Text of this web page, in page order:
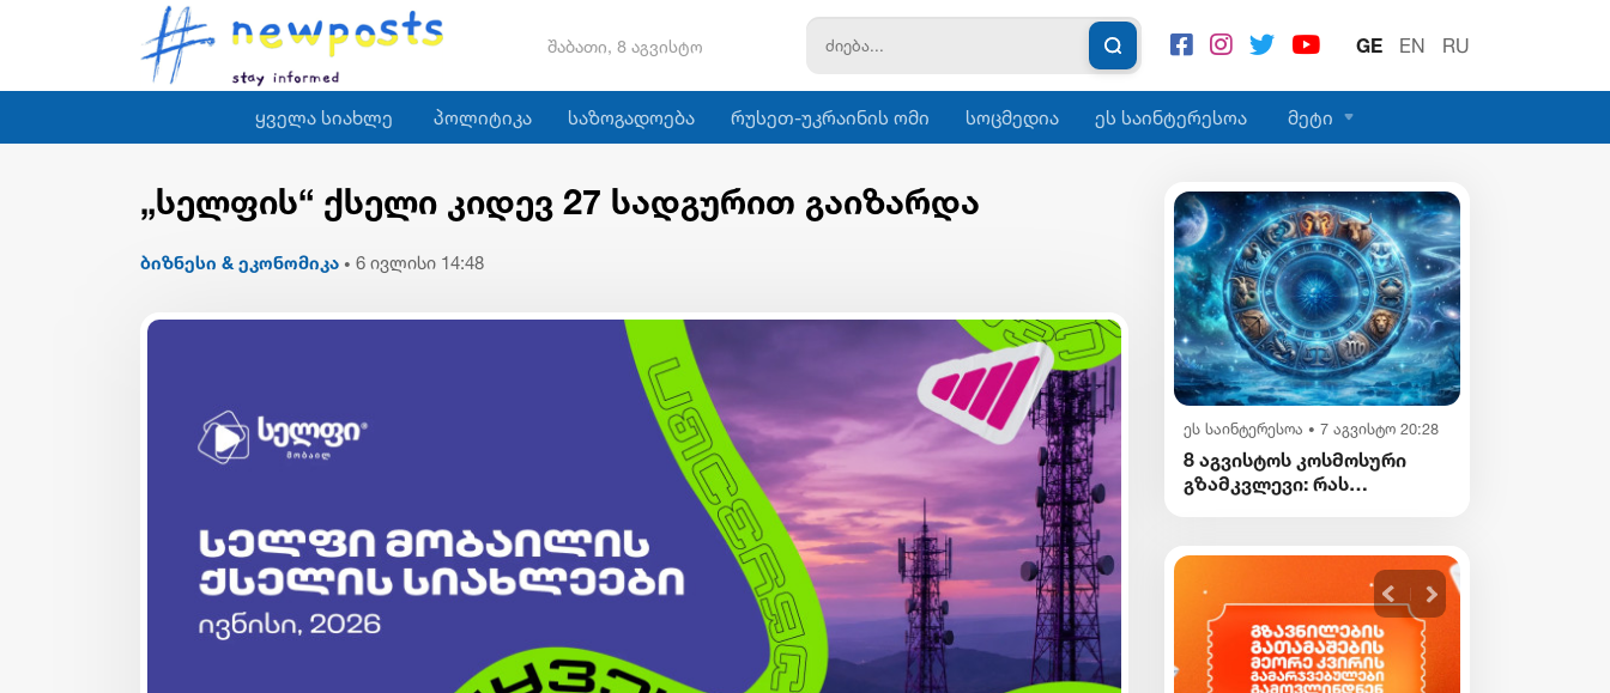
შაბათი, 8 აგვისტო GE EN RU
ყველა სიახლე პოლიტიკა საზოგადოება რუსეთ-უკრაინის ომი სოცმედია ეს საინტერესოა მეტი
„სელფის“ ქსელი კიდევ 27 სადგურით გაიზარდა
ბიზნესი & ეკონომიკა • 6 ივლისი 14:48
ეს საინტერესოა • 7 აგვისტო 20:28
8 აგვისტოს კოსმოსური
გზამკვლევი: რას